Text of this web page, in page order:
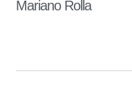
Mariano Rolla